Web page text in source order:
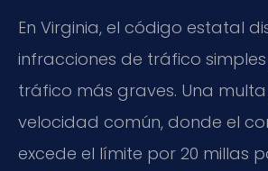
En Virginia, el código estatal
infracciones de tráfico
tráfico más graves. Una
velocidad común, donde el
excede el límite por 20 millas